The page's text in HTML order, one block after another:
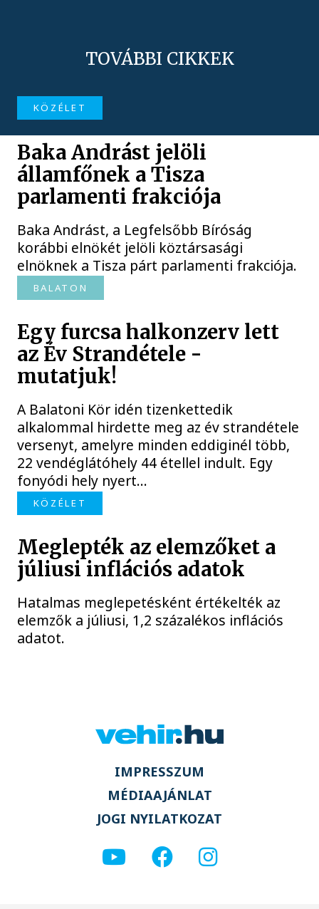
TOVÁBBI CIKKEK
KÖZÉLET
Baka Andrást jelöli
államfőnek a Tisza
parlamenti frakciója
Baka Andrást, a Legfelsőbb Bíróság
korábbi elnökét jelöli köztársasági
elnöknek a Tisza párt parlamenti frakciója.
BALATON
Egy furcsa halkonzerv lett
az Év Strandétele -
mutatjuk!
A Balatoni Kör idén tizenkettedik
alkalommal hirdette meg az év strandétele
versenyt, amelyre minden eddiginél több,
22 vendéglátóhely 44 étellel indult. Egy
fonyódi hely nyert...
KÖZÉLET
Meglepték az elemzőket a
júliusi inflációs adatok
Hatalmas meglepetésként értékelték az
elemzők a júliusi, 1,2 százalékos inflációs
adatot.
IMPRESSZUM
MÉDIAAJÁNLAT
JOGI NYILATKOZAT